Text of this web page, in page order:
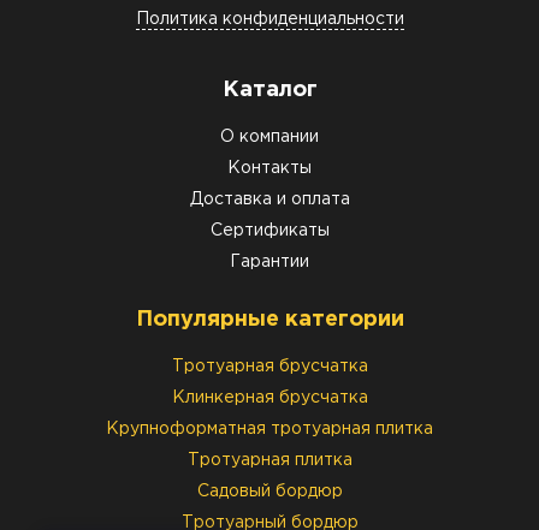
Политика конфиденциальности
Каталог
О компании
Контакты
Доставка и оплата
Сертификаты
Гарантии
Популярные категории
Тротуарная брусчатка
Клинкерная брусчатка
Крупноформатная тротуарная плитка
Тротуарная плитка
Садовый бордюр
Тротуарный бордюр